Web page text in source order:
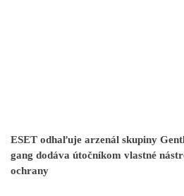
ESET odhaľuje arzenál skupiny
gang dodáva útočníkom vlastné
ochrany